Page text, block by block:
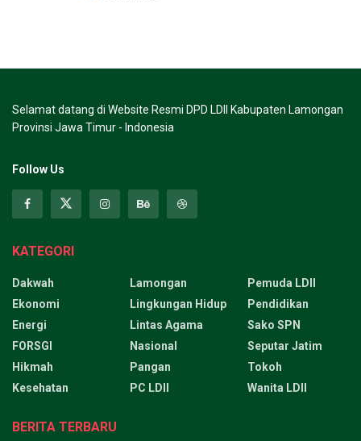
Selamat datang di Website Resmi DPD LDII Kabupaten Lamongan
Provinsi Jawa Timur - Indonesia
Follow Us
KATEGORI
Dakwah
Ekonomi
Energi
FORSGI
Hikmah
Kesehatan
Lamongan
Lingkungan Hidup
Lintas Agama
Nasional
Pangan
PC LDII
Pemuda LDII
Pendidikan
Sako SPN
Seputar Jatim
Tokoh
Wanita LDII
BERITA TERBARU